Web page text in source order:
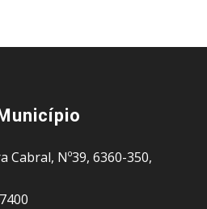
Cabral, Nº39, 6360-350,